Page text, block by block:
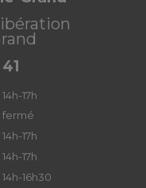
14h-17h
fermé
14h-17h
14h-17h
14h-16h30